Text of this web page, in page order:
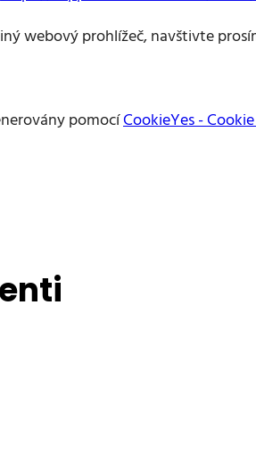
webový prohlížeč, navštivte
pomocíCookieYes -